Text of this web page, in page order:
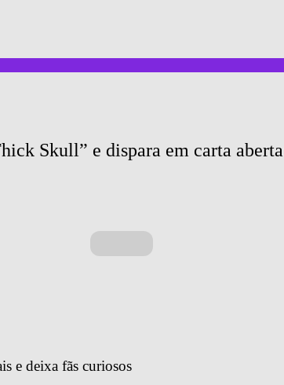
Skull” e dispara em carta
e deixa fãs curiosos